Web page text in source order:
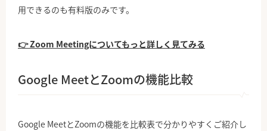
用できるのも有料版のみです。
👉 Zoom Meetingについてもっと詳しく見てみる
Google MeetとZoomの機能比較
Google MeetとZoomの機能を比較表で分かりやすくご紹介し